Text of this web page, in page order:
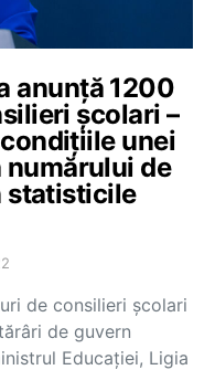
anunță 1200
școlari –
condițiile unei
numărului de
statisticile
de consilieri școlari
de guvern
Educației, Ligia